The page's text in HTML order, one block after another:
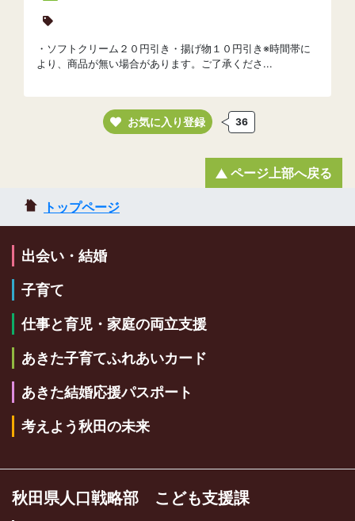
・ソフトクリーム２０円引き・揚げ物１０円引き※時間帯に
より、商品が無い場合があります。ご了承くださ...
お気に入り登録 36
トップページ
ページ上部へ戻る
出会い・結婚
子育て
仕事と育児・家庭の両立支援
あきた子育てふれあいカード
あきた結婚応援パスポート
考えよう秋田の未来
秋田県人口戦略部 こども支援課